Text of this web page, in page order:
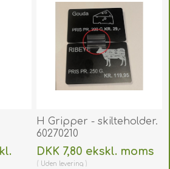
H Gripper - skilteholder.
60270210
DKK 7,80 ekskl. moms
Uden levering